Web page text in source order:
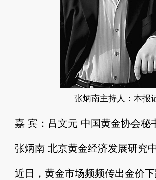
张炳南主持人：本报
嘉 宾：吕文元 中国黄金协会秘
张炳南 北京黄金经济发展研究
近日，黄金市场频频传出金价下